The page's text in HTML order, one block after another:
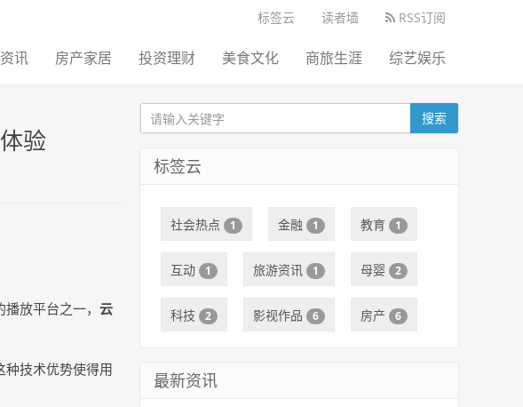
标签云 读者墙 RSS订阅
讯 房产家居 投资理财 美食文化 商旅生涯 综艺娱乐
验
放平台之一， 云
种技术优势使得用
搜索
标签云
社会热点 1 金融 1 教育 1
互动 1 旅游资讯 1 母婴 2
科技 2 影视作品 6 房产 6
最新资讯